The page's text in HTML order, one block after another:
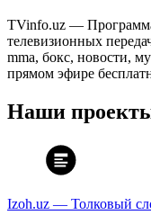
TVinfo.uz — Программа
телевизионных
mma, бокс, новости,
прямом эфире
Наши
Izoh.uz — Толковый